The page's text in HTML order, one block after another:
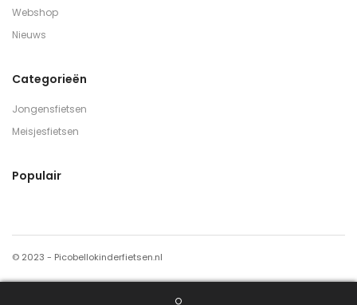
Webshop
Nieuws
Categorieën
Jongensfietsen
Meisjesfietsen
Populair
© 2023 - Picobellokinderfietsen.nl